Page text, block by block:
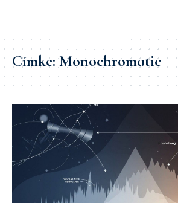
Címke:Monochromatic